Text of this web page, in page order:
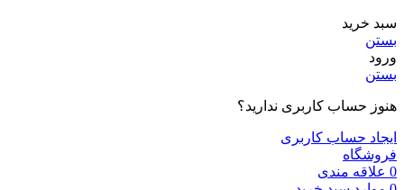
سبد خرید
بستن
ورود
بستن
هنوز حساب کاربری ندارید؟
ایجاد حساب کاربری
فروشگاه
0 علاقه مندی